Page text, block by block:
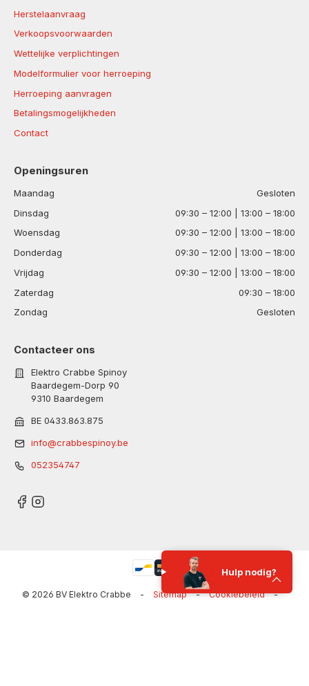
Herstelaanvraag
Verkoopsvoorwaarden
Wettelijke verplichtingen
Modelformulier voor herroeping
Herroeping aanvragen
Betalingsmogelijkheden
Contact
Openingsuren
Maandag
Gesloten
Dinsdag
09:30 – 12:00 | 13:00 – 18:00
Woensdag
09:30 – 12:00 | 13:00 – 18:00
Donderdag
09:30 – 12:00 | 13:00 – 18:00
Vrijdag
09:30 – 12:00 | 13:00 – 18:00
Zaterdag
09:30 – 18:00
Zondag
Gesloten
Contacteer ons
Elektro Crabbe Spinoy
Baardegem-Dorp 90
9310 Baardegem
BE 0433.863.875
info@crabbespinoy.be
052354747
© 2026 BV Elektro Crabbe - Sitemap - Cookiebeleid
-
Hulp nodig?